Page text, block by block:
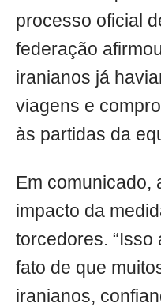
processo oficial
federação
iranianos já
viagens e
às partidas da
Em comunicado,
impacto da
torcedores.
fato de que
iranianos,